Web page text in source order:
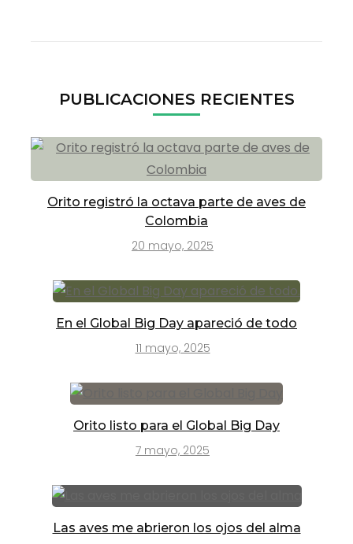
PUBLICACIONES RECIENTES
Orito registró la octava parte de aves de
Colombia
20 mayo, 2025
En el Global Big Day apareció de todo
11 mayo, 2025
Orito listo para el Global Big Day
7 mayo, 2025
Las aves me abrieron los ojos del alma